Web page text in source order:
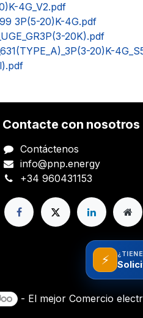
4G_V2.pdf
3P(5-20)K-4G.pdf
20K).pdf
20)K-
Contacte con nosotros
Contáctenos
info@pnp.energy
+34 960431153
- El mejor Comercio
⚡